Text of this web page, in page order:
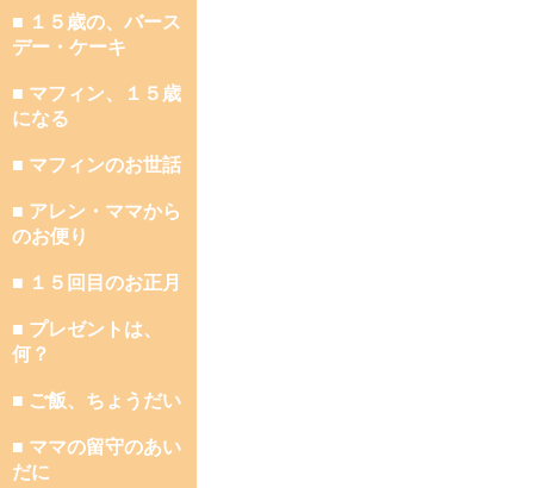
■ １５歳の、バース
デー・ケーキ
■ マフィン、１５歳
になる
■ マフィンのお世話
■ アレン・ママから
のお便り
■ １５回目のお正月
■ プレゼントは、
何？
■ ご飯、ちょうだい
■ ママの留守のあい
だに